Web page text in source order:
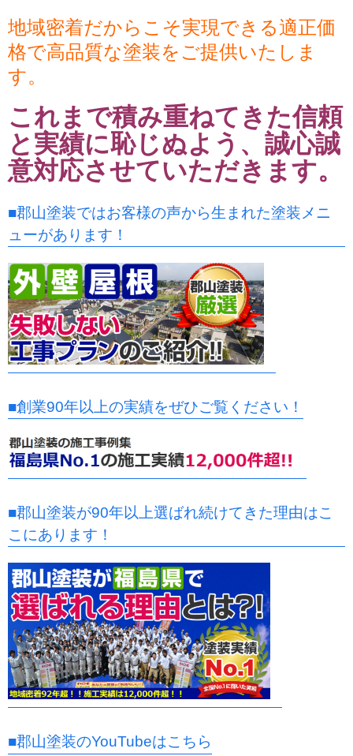
地域密着だからこそ実現できる適正価
格で高品質な塗装をご提供いたしま
す。
これまで積み重ねてきた信頼
と実績に恥じぬよう、誠心誠
意対応させていただきます。
■郡山塗装ではお客様の声から生まれた塗装メニ
ューがあります！
■創業90年以上の実績をぜひご覧ください！
■郡山塗装が90年以上選ばれ続けてきた理由はこ
こにあります！
■郡山塗装のYouTubeはこちら